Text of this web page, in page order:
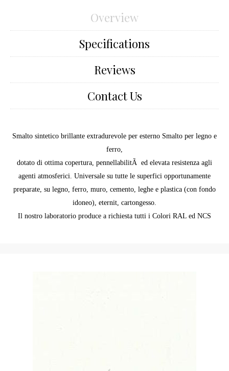
Overview
Specifications
Reviews
Contact Us
Smalto sintetico brillante extradurevole per esterno Smalto per legno e
ferro,
dotato di ottima copertura, pennellabilitÃ ed elevata resistenza agli
agenti atmosferici. Universale su tutte le superfici opportunamente
preparate, su legno, ferro, muro, cemento, leghe e plastica (con fondo
idoneo), eternit, cartongesso.
Il nostro laboratorio produce a richiesta tutti i Colori RAL ed NCS